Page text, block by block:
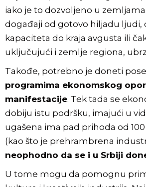
iako je to dozvoljeno u
događaji od gotovo hiljadu ljudi,
kapaciteta do kraja avgusta ili
uključujući i zemlje regiona,
Takođe, potrebno je doneti
programima ekonomskog
manifestacije. Tek tada se
dobiju istu podršku, imajući u
ugašena ima pad prihoda od
(kao što je prehrambrena
neophodno da se i u Srbiji
U tome mogu da pomognu